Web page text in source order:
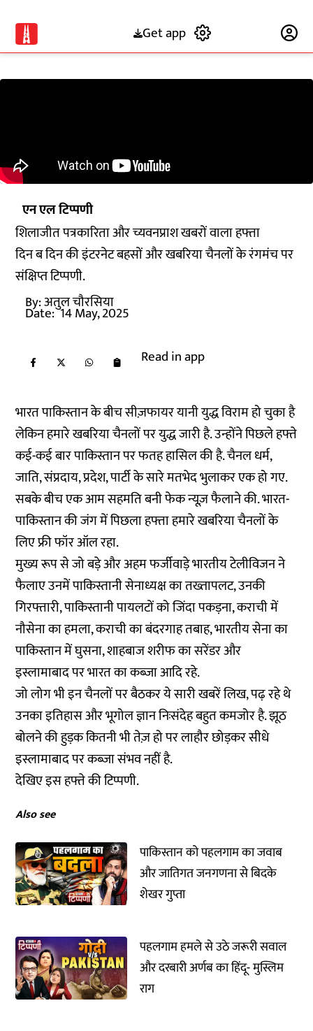
Get app
एन एल टिप्पणी
शिलाजीत पत्रकारिता और च्यवनप्राश खबरों वाला हफ्ता
दिन ब दिन की इंटरनेट बहसों और खबरिया चैनलों के रंगमंच पर
संक्षिप्त टिप्पणी.
By:अतुल चौरसिया
Date: 14 May, 2025
Read in app
भारत पाकिस्तान के बीच सीज़फायर यानी युद्ध विराम हो चुका है
लेकिन हमारे खबरिया चैनलों पर युद्ध जारी है. उन्होंने पिछले हफ्ते
कई-कई बार पाकिस्तान पर फतह हासिल की है. चैनल धर्म,
जाति, संप्रदाय, प्रदेश, पार्टी के सारे मतभेद भुलाकर एक हो गए.
सबके बीच एक आम सहमति बनी फेक न्यूज़ फैलाने की. भारत-
पाकिस्तान की जंग में पिछला हफ्ता हमारे खबरिया चैनलों के
लिए फ्री फॉर ऑल रहा.
मुख्य रूप से जो बड़े और अहम फर्जीवाड़े भारतीय टेलीविजन ने
फैलाए उनमें पाकिस्तानी सेनाध्यक्ष का तख्तापलट, उनकी
गिरफ्तारी, पाकिस्तानी पायलटों को जिंदा पकड़ना, कराची में
नौसेना का हमला, कराची का बंदरगाह तबाह, भारतीय सेना का
पाकिस्तान में घुसना, शाहबाज शरीफ का सरेंडर और
इस्लामाबाद पर भारत का कब्जा आदि रहे.
जो लोग भी इन चैनलों पर बैठकर ये सारी खबरें लिख, पढ़ रहे थे
उनका इतिहास और भूगोल ज्ञान निःसंदेह बहुत कमजोर है. झूठ
बोलने की हुड़क कितनी भी तेज़ हो पर लाहौर छोड़कर सीधे
इस्लामाबाद पर कब्जा संभव नहीं है.
देखिए इस हफ्ते की टिप्पणी.
Also see
पाकिस्तान को पहलगाम का जवाब
और जातिगत जनगणना से बिदके
शेखर गुप्ता
पहलगाम हमले से उठे जरूरी सवाल
और दरबारी अर्णब का हिंदू- मुस्लिम
राग